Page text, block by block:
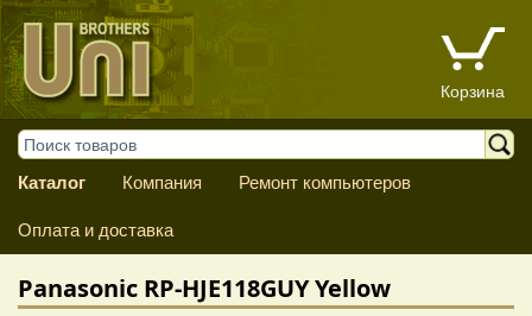
Корзина
Каталог Компания Ремонт компьютеров
Оплата и доставка
Panasonic RP-HJE118GUY Yellow